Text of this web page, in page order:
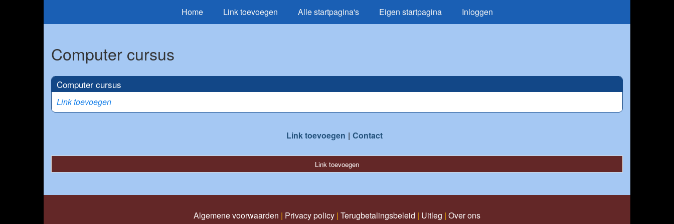
Home Link toevoegen Alle startpagina's Eigen startpagina Inloggen
Computer cursus
Computer cursus
Link toevoegen
Link toevoegen Contact
Link toevoegen
Algemene voorwaarden | Privacy policy | Terugbetalingsbeleid | Uitleg | Over ons